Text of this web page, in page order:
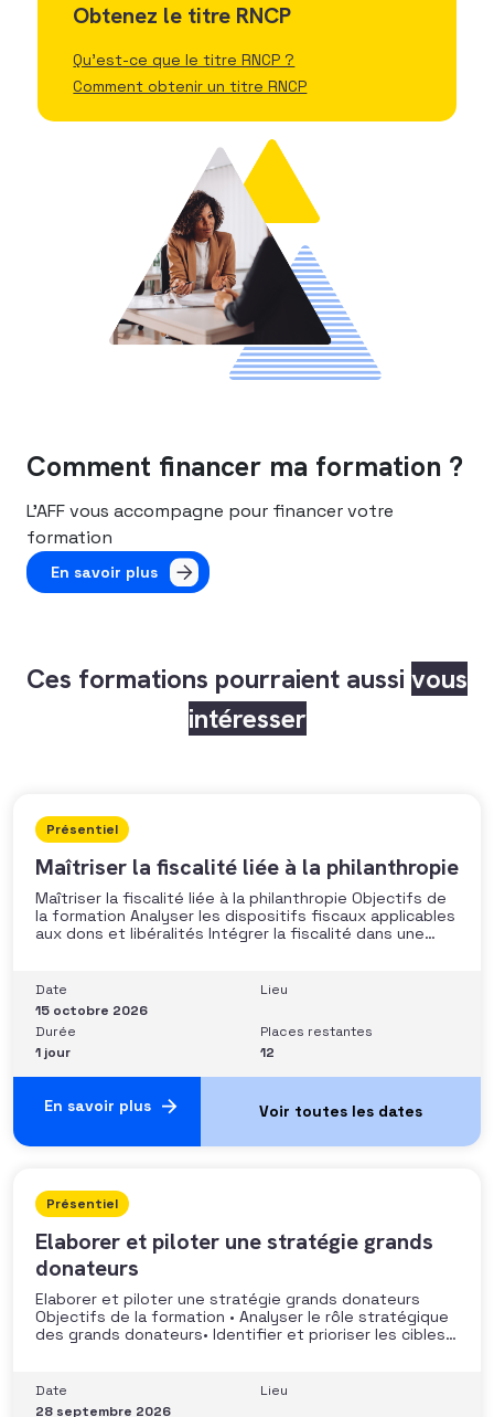
Obtenez le titre RNCP
Qu'est-ce que le titre RNCP ?
Comment obtenir un titre RNCP
Comment financer ma formation ?
L’AFF vous accompagne pour financer votre
formation
En savoir plus
Ces formations pourraient aussi vous
intéresser
Présentiel
Maîtriser la fiscalité liée à la philanthropie
Maîtriser la fiscalité liée à la philanthropie Objectifs de
la formation Analyser les dispositifs fiscaux applicables
aux dons et libéralités Intégrer la fiscalité dans une
situations nécessitant un arbitrage juridique
Compétences et aptitudes Comprendre les régimes
Date
15 octobre 2026
Lieu
Durée
1 jour
Places restantes
12
En savoir plus
Présentiel
Elaborer et piloter une stratégie grands
donateurs
Elaborer et piloter une stratégie grands donateurs
Objectifs de la formation • Analyser le rôle stratégique
des grands donateurs• Identifier et prioriser les cibles à
parties prenantes• Construire un argumentaire
personnalisé et piloter le parcours
Date
28 septembre 2026
Lieu